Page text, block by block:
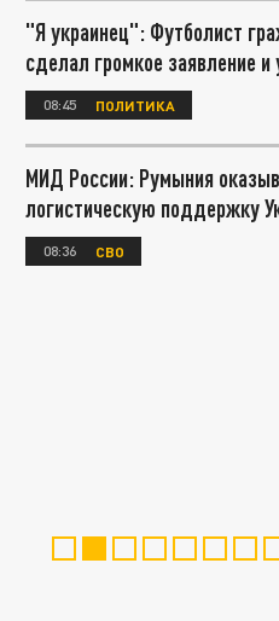
"Я украинец": Футболист
сделал громкое заявление и
08:45 ПОЛИТИКА
МИД России: Румыния
логистическую поддержку
08:36 СВО